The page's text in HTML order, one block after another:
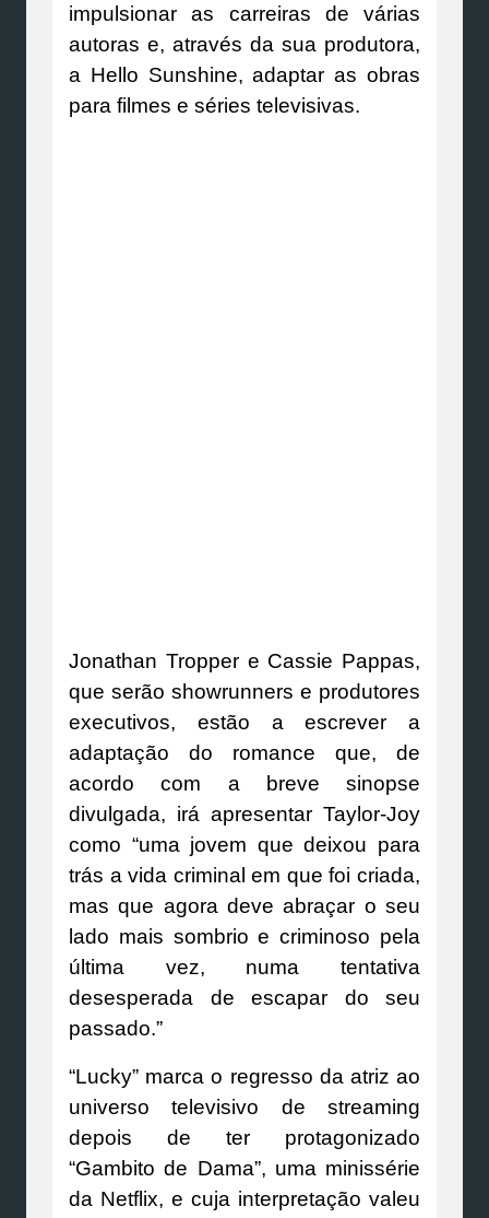
impulsionar as carreiras de várias
autoras e, através da sua produtora,
a Hello Sunshine, adaptar as obras
para filmes e séries televisivas.
Jonathan Tropper e Cassie Pappas,
que serão showrunners e produtores
executivos, estão a escrever a
adaptação do romance que, de
acordo com a breve sinopse
divulgada, irá apresentar Taylor-Joy
como “uma jovem que deixou para
trás a vida criminal em que foi criada,
mas que agora deve abraçar o seu
lado mais sombrio e criminoso pela
última vez, numa tentativa
desesperada de escapar do seu
passado.”
“Lucky” marca o regresso da atriz ao
universo televisivo de streaming
depois de ter protagonizado
“Gambito de Dama”, uma minissérie
da Netflix, e cuja interpretação valeu